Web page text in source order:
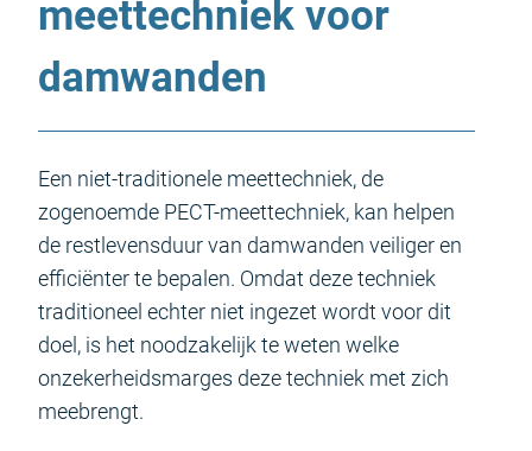
meettechniek voor
damwanden
Een niet-traditionele meettechniek, de
zogenoemde PECT-meettechniek, kan helpen
de restlevensduur van damwanden veiliger en
efficiënter te bepalen. Omdat deze techniek
traditioneel echter niet ingezet wordt voor dit
doel, is het noodzakelijk te weten welke
onzekerheidsmarges deze techniek met zich
meebrengt.